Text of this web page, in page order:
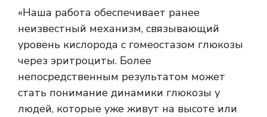
«Наша работа обеспечивает ранее
неизвестный механизм, связывающий
уровень кислорода с гомеостазом глюкозы
через эритроциты. Более
непосредственным результатом может
стать понимание динамики глюкозы у
людей, которые уже живут на высоте или